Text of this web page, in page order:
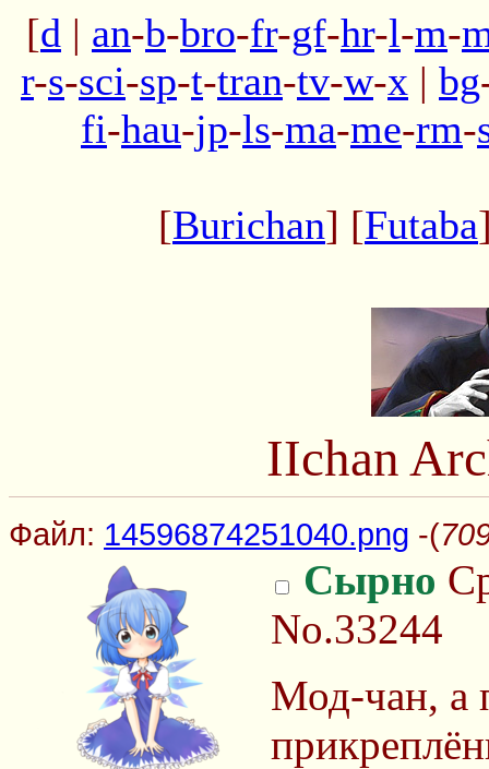
[d | an-b-bro-fr-gf-hr-l-m-
r-s-sci-sp-t-tran-tv-w-x | bg
fi-hau-jp-ls-ma-me-rm-
[Burichan] [Futaba
IIchan
Файл: 14596874251040.png -(
Сырно
No.33244
Мод-чан, а